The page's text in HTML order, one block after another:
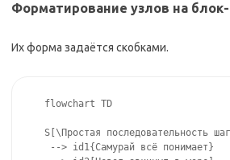
Форматирование узлов на
Их форма задаётся скобками.
flowchart TD
S[\Простая последовательность
--> id1{Самурай всё понимает}